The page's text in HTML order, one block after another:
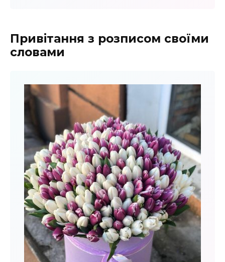
Привітання з розписом своїми
словами